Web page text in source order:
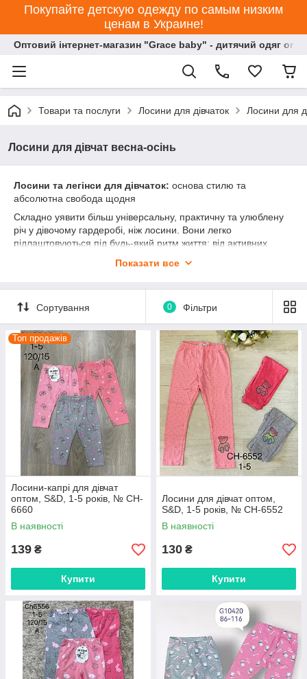
Покупайте детскую одежду по самым низким
ценам в Украине!
Оптовий інтернет-магазин "Grace baby" - дитячий одяг
Товари та послуги Лосини для дівчаток Лосини для
Лосини для дівчат весна-осінь
Лосини та легінси для дівчаток: основа стилю та
абсолютна свобода щодня
Складно уявити більш універсальну, практичну та улюблену
річ у дівочому гардеробі, ніж лосини. Вони легко
підлаштовуються під будь-який ритм життя: від активних
подругами та розслабленого відпочинку вдома. Це ідеальна
затишний светр чи худі.
✨ Чому наші легінси стануть улюбленою базою:
Ефект «другої шкіри»:
Надм'який, шовковистий та
еластичний трикотаж бездоганно облягає ніжки,
абсолютно не відчувається на тілі та дозволяє шкірі
«дихати».
Комфорт у кожному русі: Широкий еластичний
пояс ніжно, але надійно фіксує модель на талії, не
перетискає животик і не сповзає під час бігу, стрибків чи
розтяжок.
Бездоганна якість:
Щільна тканина не
просвічується, чудово тримає форму, не витягується на
колінах і залишається яскравою навіть після десятків
циклів прання.
Обирайте класичні базові відтінки, ультрамодні фактури в
рубчик, моделі з оригінальними розрізами або затишні
варіанти на флісі. Замовляйте лосини для дівчаток прямо
зараз — подаруйте своїй красуні впевненість та комфорт, які
відчуваються з першої примірки!
Показати все
Сортування 0 Фільтри
Топ продажів
Лосини-капрі для дівчат
оптом, S&D, 1-5 років, № CH-
6660
В наявності
139 ₴
Купити
Лосини для дівчат оптом,
S&D, 1-5 років, № CH-6552
В наявності
130 ₴
Купити